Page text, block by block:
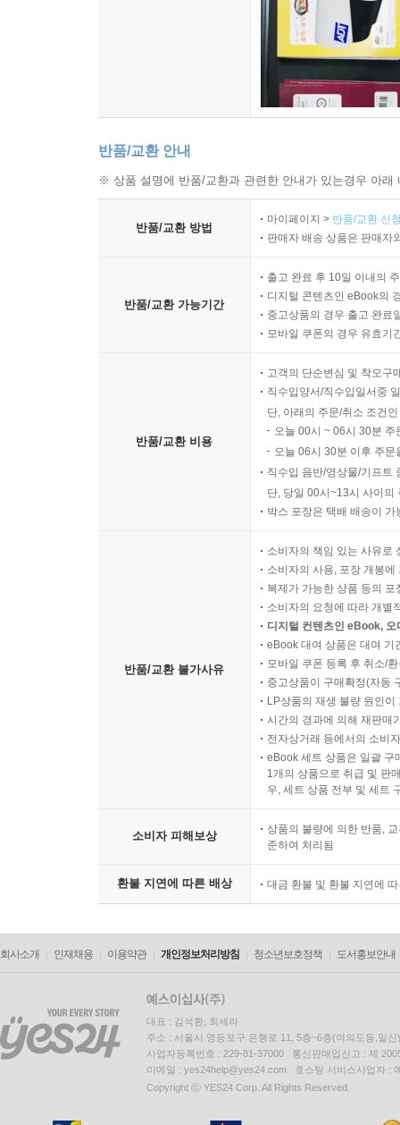
반품/교환 안내
※ 상품 설명에 반품/교환과 관련한 안내가 있는경우 아
반품/교환 방법
마이페이지 > 반품/교환 신
판매자 배송 상품은 판매자
반품/교환 가능기간
출고 완료 후 10일 이내의
디지털 콘텐츠인 eBook의
중고상품의 경우 출고 완료
모바일 쿠폰의 경우 유효기
반품/교환 비용
고객의 단순변심 및 착오구
직수입양서/직수입일서중
단, 아래의 주문/취소 조건
오늘 00시 ~ 06시 30분
오늘 06시 30분 이후 주
직수입 음반/영상물/기프트
단, 당일 00시~13시 사이의
박스 포장은 택배 배송이
반품/교환 불가사유
소비자의 책임 있는 사유로
소비자의 사용, 포장 개봉
복제가 가능한 상품 등의
소비자의 요청에 따라 개별
디지털 컨텐츠인 eBook,
eBook 대여 상품은 대여 기
모바일 쿠폰 등록 후 취소/
중고상품이 구매확정(자동
LP상품의 재생 불량 원인
시간의 경과에 의해 재판매
전자상거래 등에서의 소비
eBook 세트 상품은 일괄 구
1개의 상품으로 취급 및 판
우, 세트 상품 전부 및 세트
소비자 피해보상
상품의 불량에 의한 반품,
준하여 처리됨
환불 지연에 따른 배상 대금 환불 및 환불 지연에
회사소개 인재채용 이용약관 개인정보처리방침 청소년보호정책 도서홍보안내
대표 : 김석환, 최세라
주소 : 서울시 영등포구 은행로 11, 5층~6층(여의도동,일신
사업자등록번호 : 229-81-37000 통신판매업신고 : 제
이메일 : yes24help@yes24.com 호스팅 서비스사업자 :
Copyright ⓒ YES24 Corp. All Rights Reserved.